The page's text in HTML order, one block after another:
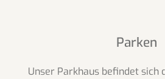
Parken
Unser Parkhaus befindet sich